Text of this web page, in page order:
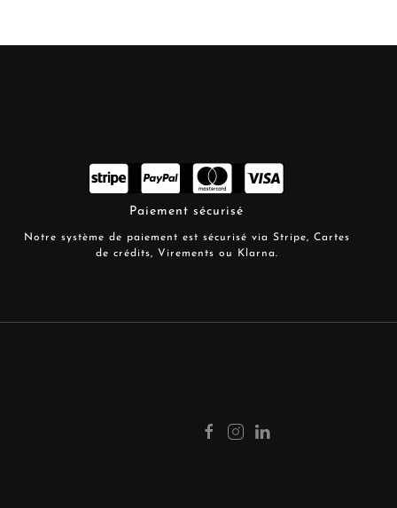
Paiement sécurisé
Notre système de paiement est sécurisé via Stripe, Cartes
de crédits, Virements ou Klarna.